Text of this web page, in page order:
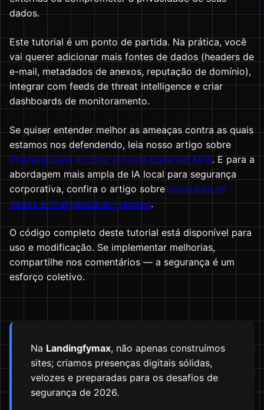
dados.
Este tutorial é um ponto de partida. Na prática, você
vai querer adicionar mais fontes de dados (headers de
e-mail, metadados de anexos, reputação de domínio),
integrar com feeds de threat intelligence e criar
dashboards de monitoramento.
Se quiser entender melhor as ameaças contra as quais
estamos nos defendendo, leia nosso artigo sobre
Phishing Gen4 e como ele está burlando MFA. E para a
abordagem mais ampla de IA local para segurança
corporativa, confira o artigo sobre soberania de
dados e inteligência air-gapped.
O código completo deste tutorial está disponível para
uso e modificação. Se implementar melhorias,
compartilhe nos comentários — a segurança é um
esforço coletivo.
Na Landingfymax, não apenas construímos
sites; criamos presenças digitais sólidas,
velozes e preparadas para os desafios de
segurança de 2026.